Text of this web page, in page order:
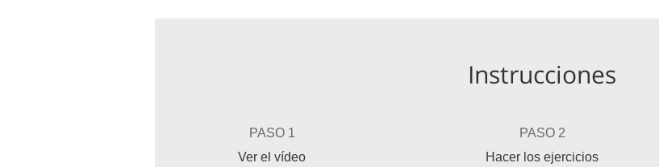
Instrucciones
PASO 1
Ver el vídeo
PASO 2
Hacer los ejercicios